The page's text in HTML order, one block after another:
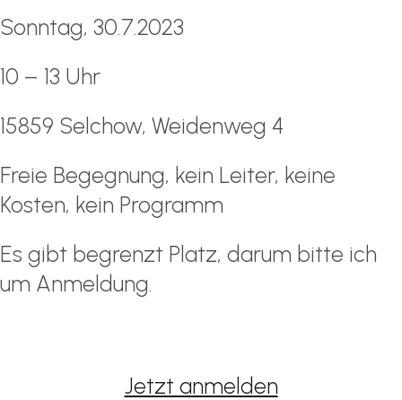
Sonntag, 30.7.2023
10 – 13 Uhr
15859 Selchow, Weidenweg 4
Freie Begegnung, kein Leiter, keine
Kosten, kein Programm
Es gibt begrenzt Platz, darum bitte ich
um Anmeldung.
Jetzt anmelden